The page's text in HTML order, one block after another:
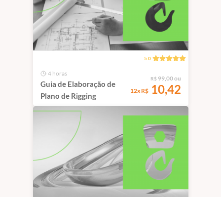
5.0
4 horas
Guia de Elaboração de
Plano de Rigging
R$ 99,00 ou
12x R$10,42